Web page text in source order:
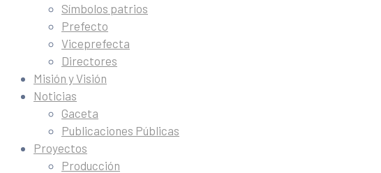
Símbolos patrios
Prefecto
Viceprefecta
Directores
Misión y Visión
Noticias
Gaceta
Publicaciones Públicas
Proyectos
Producción